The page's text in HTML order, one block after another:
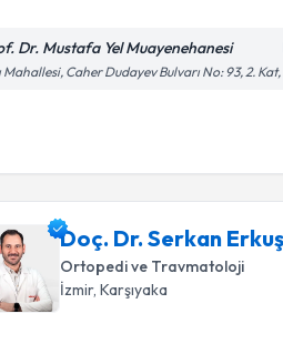
Dr. Mustafa Yel Muayenehanesi
Mahallesi, Caher Dudayev Bulvarı No: 93, 2.
Doç. Dr. Serkan Erkuş
Ortopedi ve Travmatoloji
İzmir, Karşıyaka